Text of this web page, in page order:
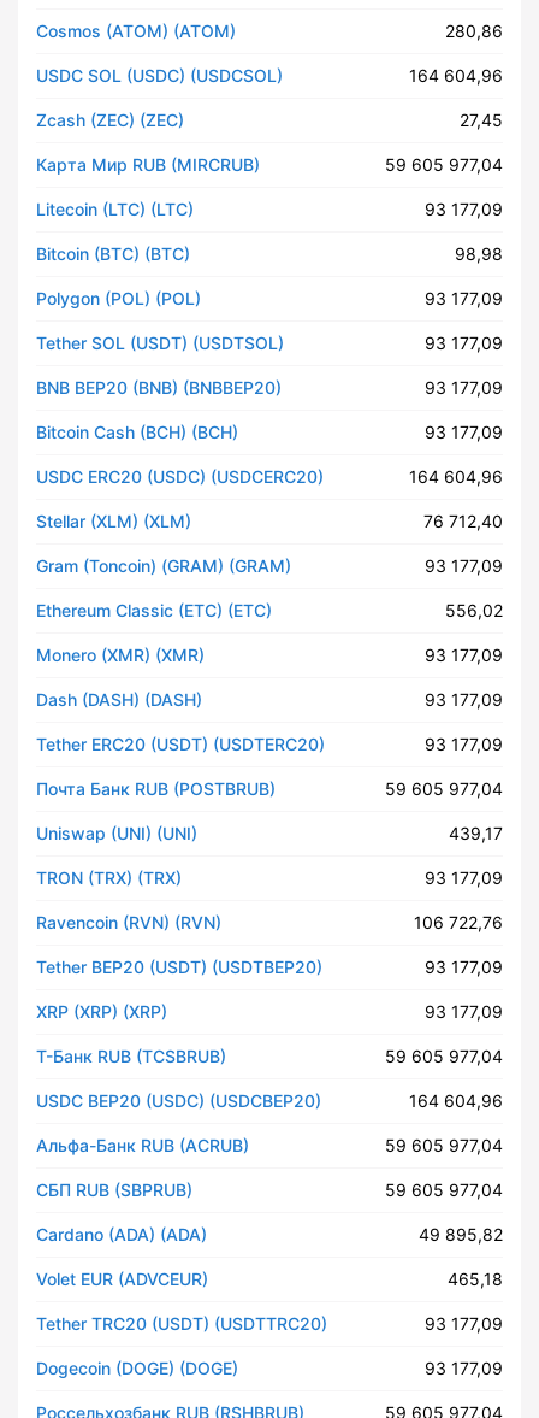
Cosmos (ATOM) (ATOM) 280,86
USDC SOL (USDC) (USDCSOL) 164 604,96
Zcash (ZEC) (ZEC) 27,45
Карта Мир RUB (MIRCRUB) 59 605 977,04
Litecoin (LTC) (LTC) 93 177,09
Bitcoin (BTC) (BTC) 98,98
Polygon (POL) (POL) 93 177,09
Tether SOL (USDT) (USDTSOL) 93 177,09
BNB BEP20 (BNB) (BNBBEP20) 93 177,09
Bitcoin Cash (BCH) (BCH) 93 177,09
USDC ERC20 (USDC) (USDCERC20) 164 604,96
Stellar (XLM) (XLM) 76 712,40
Gram (Toncoin) (GRAM) (GRAM) 93 177,09
Ethereum Classic (ETC) (ETC) 556,02
Monero (XMR) (XMR) 93 177,09
Dash (DASH) (DASH) 93 177,09
Tether ERC20 (USDT) (USDTERC20) 93 177,09
Почта Банк RUB (POSTBRUB) 59 605 977,04
Uniswap (UNI) (UNI) 439,17
TRON (TRX) (TRX) 93 177,09
Ravencoin (RVN) (RVN) 106 722,76
Tether BEP20 (USDT) (USDTBEP20) 93 177,09
XRP (XRP) (XRP) 93 177,09
Т-Банк RUB (TCSBRUB) 59 605 977,04
USDC BEP20 (USDC) (USDCBEP20) 164 604,96
Альфа-Банк RUB (ACRUB) 59 605 977,04
СБП RUB (SBPRUB) 59 605 977,04
Cardano (ADA) (ADA) 49 895,82
Volet EUR (ADVCEUR) 465,18
Tether TRC20 (USDT) (USDTTRC20) 93 177,09
Dogecoin (DOGE) (DOGE) 93 177,09
Россельхозбанк RUB (RSHBRUB) 59 605 977,04